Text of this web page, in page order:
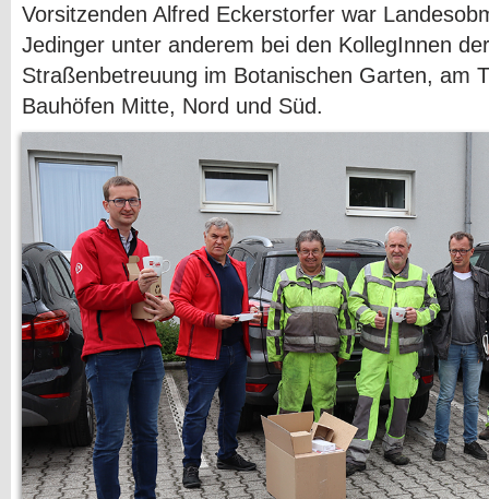
Vorsitzenden Alfred Eckerstorfer war
Jedinger unter anderem bei den KollegInnen
Straßenbetreuung im Botanischen Garten, am
Bauhöfen Mitte, Nord und Süd.